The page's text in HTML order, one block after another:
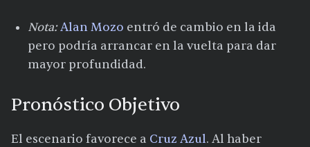
Nota:Alan Mozo entró de cambio en la ida
pero podría arrancar en la vuelta para dar
mayor profundidad.​
Pronóstico Objetivo
El escenario favorece a Cruz Azul. Al haber